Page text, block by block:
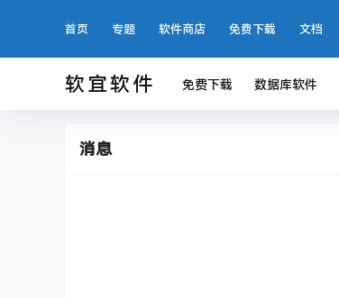
首页 专题 软件商店 免费下载 文档
软宜软件 免费下载 数据库软件
消息